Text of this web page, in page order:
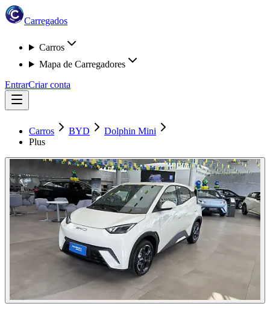
Carregados
Carros
Mapa de Carregadores
EntrarCriar conta
Carros BYD
Dolphin Mini
Plus